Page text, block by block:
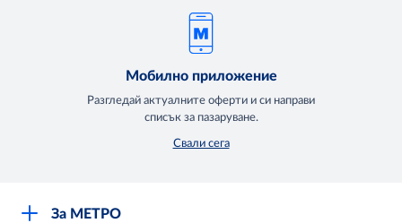
Мобилно приложение
Разгледай актуалните оферти и си направи
списък за пазаруване.
Свали сега
За МЕТРО